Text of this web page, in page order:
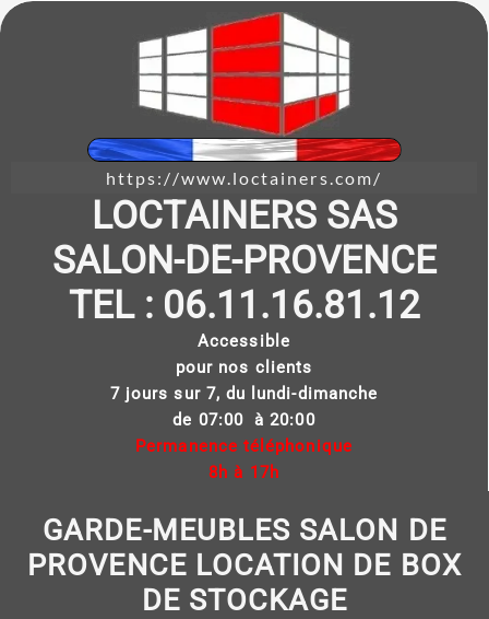
https://www.loctainers.com/
LOCTAINERS SAS
SALON-DE-PROVENCE
TEL : 06.11.16.81.12
Accessible
pour nos clients
7 jours sur 7, du lundi-dimanche
de 07:00 à 20:00
Permanence téléphonique
8h à 17h
GARDE-MEUBLES SALON DE
PROVENCE LOCATION DE BOX
DE STOCKAGE